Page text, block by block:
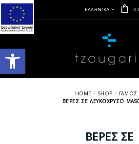
Ανοίξτε τη γραμμή εργαλείων
ΕΛΛΗΝΙΚΆ 0
HOME SHOP
ΓΆΜΟΣ
ΒΈΡΕΣ ΣΕ ΛΕΥΚΌΧΡΥΣΟ
ΒΈΡΕΣ ΣΕ